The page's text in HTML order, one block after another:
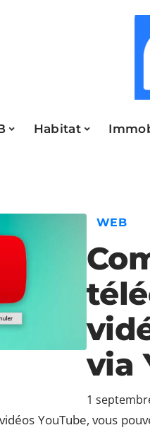
Habitat
WEB
via
1
YouTube, vous